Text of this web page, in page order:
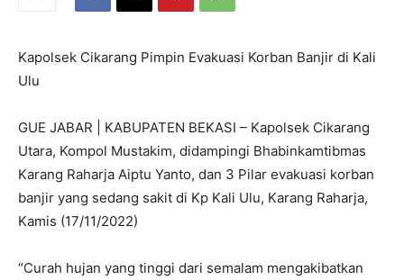
Kapolsek Cikarang Pimpin Evakuasi Korban Banjir di Kali
Ulu
GUE JABAR | KABUPATEN BEKASI – Kapolsek Cikarang
Utara, Kompol Mustakim, didampingi Bhabinkamtibmas
Karang Raharja Aiptu Yanto, dan 3 Pilar evakuasi korban
banjir yang sedang sakit di Kp Kali Ulu, Karang Raharja,
Kamis (17/11/2022)
“Curah hujan yang tinggi dari semalam mengakibatkan